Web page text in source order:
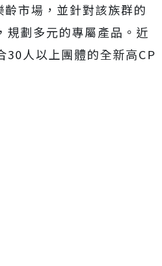
市場，並針對該族群的
規劃多元的專屬產品。近
30人以上團體的全新高CP